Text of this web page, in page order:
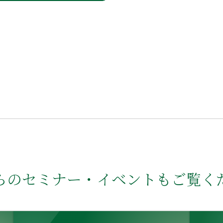
のセミナー・イベントもご覧く